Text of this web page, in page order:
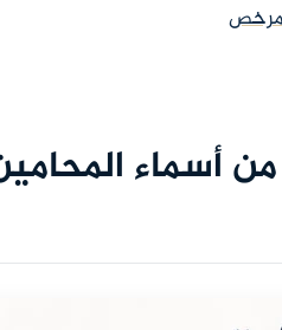
من أسماء